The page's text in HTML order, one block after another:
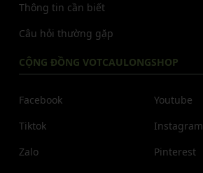
Thông tin cần biết
Câu hỏi thường gặp
CỘNG ĐỒNG VOTCAULONGSHOP
Facebook
Tiktok
Zalo
Youtube
Instagram
Pinterest